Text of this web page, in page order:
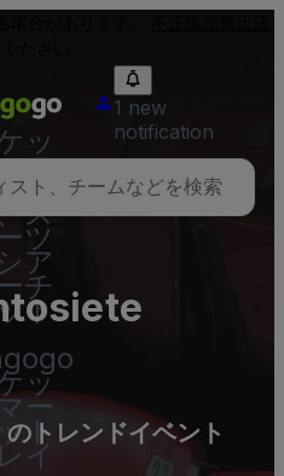
ッ
コ
ー
ス
ツ
ア
チ
ト
ッ
ー
ト
イ
1 new
notification
トレンドイベント